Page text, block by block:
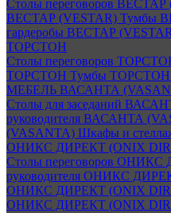
Столы переговоров ВЕСТАР
ВЕСТАР (VESTAR) Тумбы
гардеробы ВЕСТАР
ТОРСТОН
Столы переговоров
ТОРСТОН Тумбы ТОРСТОН
МЕБЕЛЬ ВАСАНТА
Столы для заседаний
руководителя ВАСАНТА
(VASANTA) Шкафы и
ОНИКС ДИРЕКТ (ONIX
Столы переговоров
руководителя ОНИКС
ОНИКС ДИРЕКТ (ONIX
ОНИКС ДИРЕКТ (ONIX